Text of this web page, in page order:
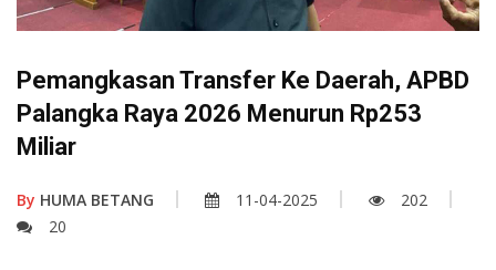
Pemangkasan Transfer Ke Daerah, APBD
Palangka Raya 2026 Menurun Rp253
Miliar
By HUMA BETANG 11-04-2025
202
20